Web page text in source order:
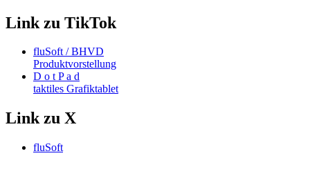
Link zu TikTok
fluSoft / BHVD
Produktvorstellung
D o t P a d
taktiles Grafiktablet
Link zu X
fluSoft